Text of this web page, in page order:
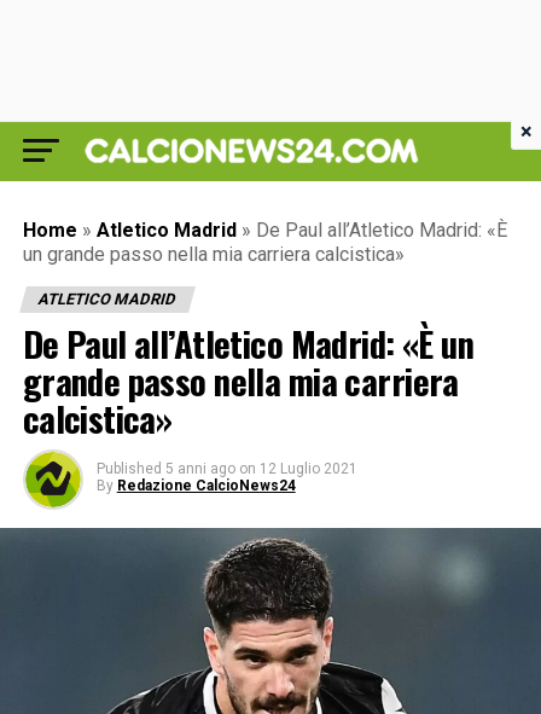
Home » Atletico Madrid » De Paul all’Atletico Madrid: «È
un grande passo nella mia carriera calcistica»
ATLETICO MADRID
De Paul all’Atletico Madrid: «È un
grande passo nella mia carriera
calcistica»
Published 5 anni ago on 12 Luglio 2021
By Redazione CalcioNews24
×